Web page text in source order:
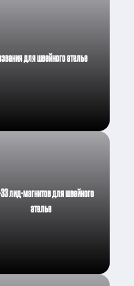
для швейного ателье
лид-магнитов для швейного
ателье